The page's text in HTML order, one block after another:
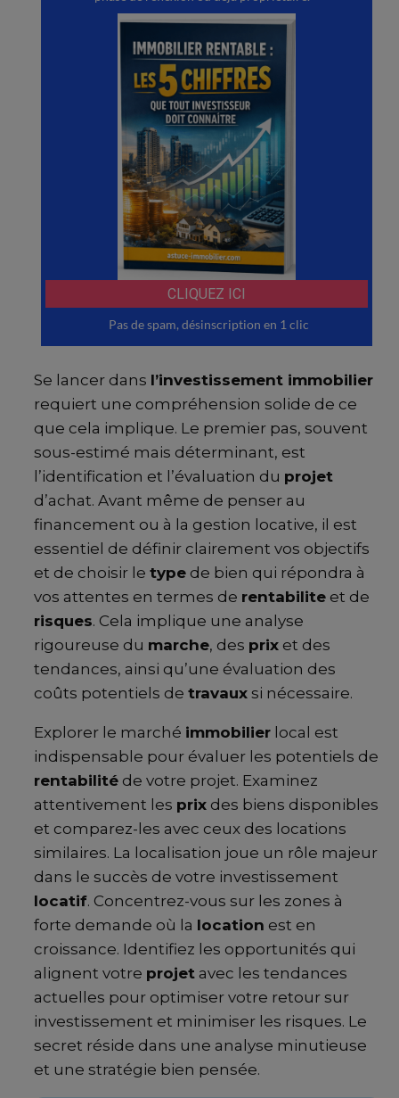
Se lancer dans l’investissement immobilier
requiert une compréhension solide de ce
que cela implique. Le premier pas, souvent
sous-estimé mais déterminant, est
l’identification et l’évaluation du projet
d’achat. Avant même de penser au
financement ou à la gestion locative, il est
essentiel de définir clairement vos objectifs
et de choisir le type de bien qui répondra à
vos attentes en termes de rentabilite et de
risques. Cela implique une analyse
rigoureuse du marche, des prix et des
tendances, ainsi qu’une évaluation des
coûts potentiels de travaux si nécessaire.
Explorer le marché immobilier local est
indispensable pour évaluer les potentiels de
rentabilité de votre projet. Examinez
attentivement les prix des biens disponibles
et comparez-les avec ceux des locations
similaires. La localisation joue un rôle majeur
dans le succès de votre investissement
locatif. Concentrez-vous sur les zones à
forte demande où la location est en
croissance. Identifiez les opportunités qui
alignent votre projet avec les tendances
actuelles pour optimiser votre retour sur
investissement et minimiser les risques. Le
secret réside dans une analyse minutieuse
et une stratégie bien pensée.